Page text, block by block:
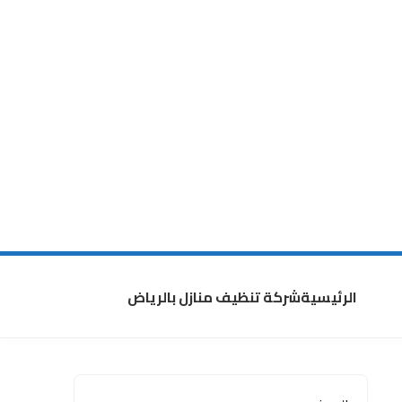
الرئيسيةشركة تنظيف منازل بالرياض